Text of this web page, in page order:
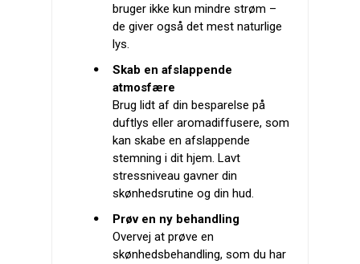
bruger ikke kun mindre strøm –
de giver også det mest naturlige
lys.
Skab en afslappende
atmosfære
Brug lidt af din besparelse på
duftlys eller aromadiffusere, som
kan skabe en afslappende
stemning i dit hjem. Lavt
stressniveau gavner din
skønhedsrutine og din hud.
Prøv en ny behandling
Overvej at prøve en
skønhedsbehandling, som du har